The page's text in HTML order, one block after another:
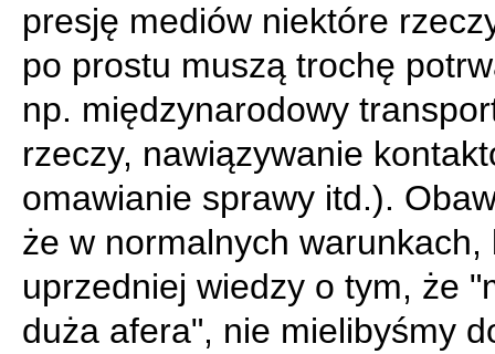
presję mediów niektóre
po prostu muszą trochę
np. międzynarodowy
rzeczy, nawiązywanie
omawianie sprawy itd.).
że w normalnych warunkach,
uprzedniej wiedzy o tym, że
duża afera", nie mielibyśmy